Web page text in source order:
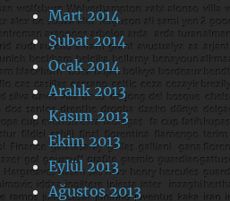
Mart 2014
Şubat 2014
Ocak 2014
Aralık 2013
Kasım 2013
Ekim 2013
Eylül 2013
Ağustos 2013